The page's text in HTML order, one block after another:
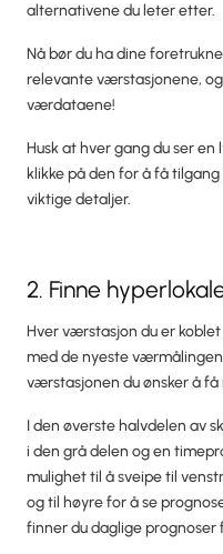
alternativene du leter etter.
Nå bør du ha dine
relevante værstasjonene,
værdataene!
Husk at hver gang du ser
klikke på den for å få
viktige detaljer.
2. Finne
Hver værstasjon du er
med de nyeste
værstasjonen du ønsker å få
I den øverste halvdelen av
i den grå delen og en
mulighet til å sveipe til
og til høyre for å se
finner du daglige prognoser